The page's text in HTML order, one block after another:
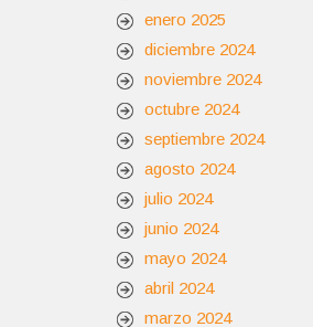
enero 2025
diciembre 2024
noviembre 2024
octubre 2024
septiembre 2024
agosto 2024
julio 2024
junio 2024
mayo 2024
abril 2024
marzo 2024